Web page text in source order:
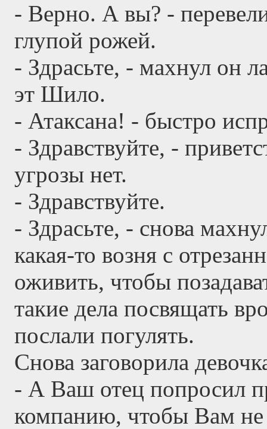
- Верно. А вы? -
глупой рожей.
- Здрасьте, - махнул он
эт Шило.
- Атаксана! - быстро
- Здравствуйте, -
угрозы нет.
- Здравствуйте.
- Здрасьте, - снова
какая-то возня с
оживить, чтобы
такие дела посвящать
послали погулять.
Снова заговорила
- А Ваш отец попросил
компанию, чтобы Вам не